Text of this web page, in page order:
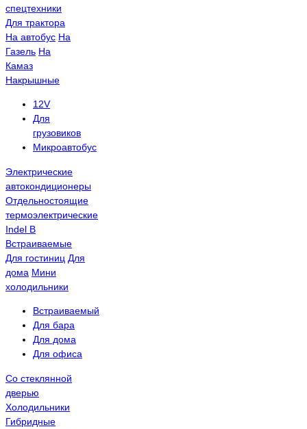
спецтехники
Для трактора
На автобус На
Газель На
Камаз
Накрышные
12V
Для
грузовиков
Микроавтобус
Электрические
автокондиционеры
Отдельностоящие
термоэлектрические
Indel B
Встраиваемые
Для гостиниц Для
дома Мини
холодильники
Встраиваемый
Для бара
Для дома
Для офиса
Со стеклянной
дверью
Холодильники
Гибридные